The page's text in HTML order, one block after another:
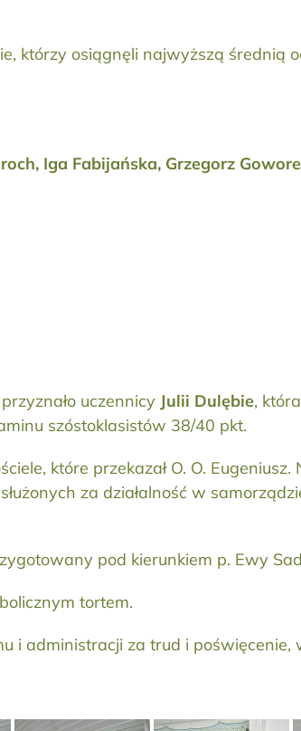
którzy osiągnęli najwyższą średnią
Iga Fabijańska, Grzegorz
uczennicy Julii Dulębie,
szóstoklasistów 38/40 pkt.
które przekazał O. O. Eugeniusz.
za działalność w
pod kierunkiem p. Ewy
tortem.
i administracji za trud i poświęcenie,